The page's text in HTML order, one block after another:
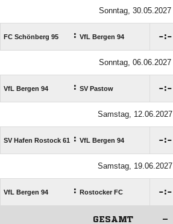
Sonntag, 30.05.2027
FC Schönberg 95 : VfL Bergen 94 :
Sonntag, 06.06.2027
VfL Bergen 94 : SV Pastow :
Samstag, 12.06.2027
SV Hafen Rostock 61 : VfL Bergen 94 :
Samstag, 19.06.2027
VfL Bergen 94 : Rostocker FC :
GESAMT –